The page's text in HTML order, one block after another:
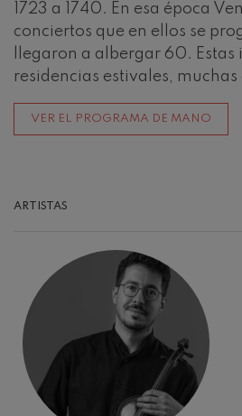
1723 a 1740. En esa época
conciertos que en ellos se
llegaron a albergar 60.
residencias estivales,
VER EL PROGRAMA DE MANO
ARTISTAS